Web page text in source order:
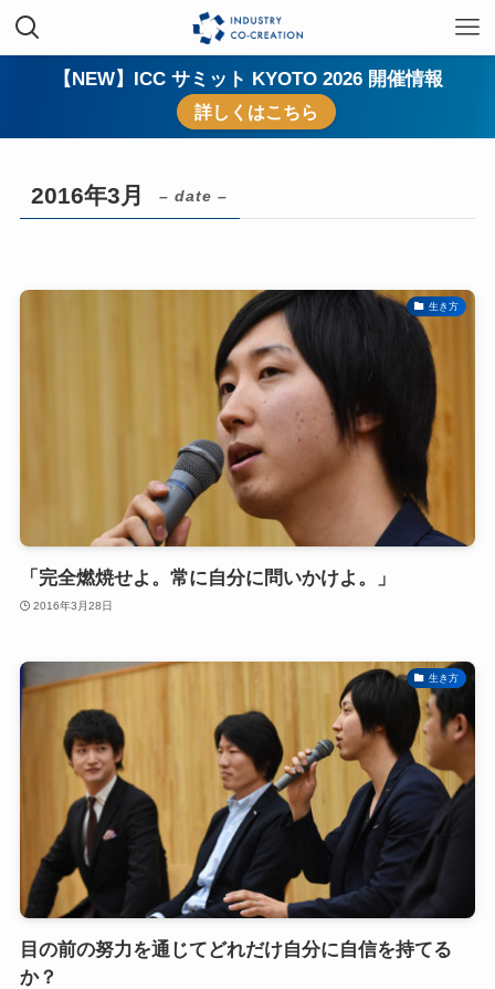
【NEW】ICC サミット KYOTO 2026 開催情報
詳しくはこちら
2016年3月 – date –
生き方
「完全燃焼せよ。常に自分に問いかけよ。」
2016年3月28日
生き方
目の前の努力を通じてどれだけ自分に自信を持てる
か？